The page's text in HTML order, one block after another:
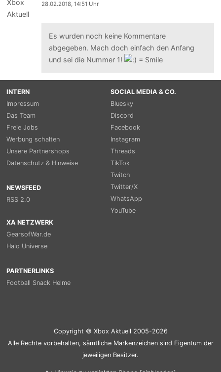
28.02.2018, 14:51 Uhr
Es wurden noch keine Kommentare
abgegeben. Mach doch einfach den Anfang
und sei die Nummer 1!
INTERN
Impressum
Das Team
Freie Jobs
Werbung schalten
Unsere Partnershops
Datenschutz & Hinweise
NEWSFEED
RSS 2.0
SOCIAL MEDIA & CO.
Bluesky
Discord
Facebook
Instagram
Threads
TikTok
Twitch
Twitter/X
WhatsApp
YouTube
XA NETZWERK
GearsofWar.de
Halo Universe
PARTNERLINKS
Football Snack Helme
Copyright © Xbox Aktuell 2005-2026
Alle Rechte vorbehalten, sämtliche Markenzeichen sind Eigentum der
jeweiligen Besitzer.